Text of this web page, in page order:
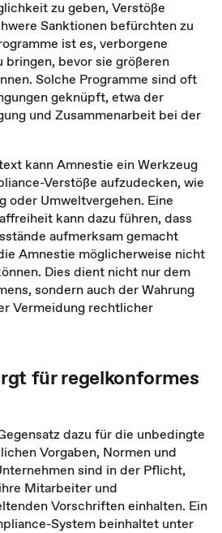
zu geben, Verstöße
Sanktionen befürchten zu
ist es, verborgene
bringen, bevor sie größeren
Solche Programme sind oft
geknüpft, etwa der
und Zusammenarbeit bei der
kann Amnestie ein Werkzeug
Verstöße aufzudecken, wie
oder Umweltvergehen. Eine
kann dazu führen, dass
aufmerksam gemacht
Amnestie möglicherweise nicht
Dies dient nicht nur dem
sondern auch der Wahrung
Vermeidung rechtlicher
für regelkonformes
dazu für die unbedingte
Vorgaben, Normen und
sind in der Pflicht,
Mitarbeiter und
Vorschriften einhalten. Ein
System beinhaltet unter